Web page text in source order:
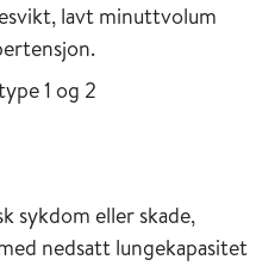
lavt minuttvolum
1 og 2
sykdom eller skade,
nedsatt lungekapasitet